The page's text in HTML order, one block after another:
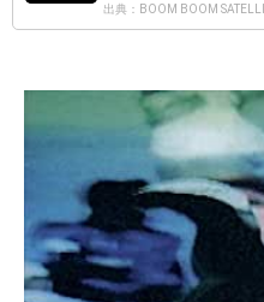
出典：BOOM BOOM